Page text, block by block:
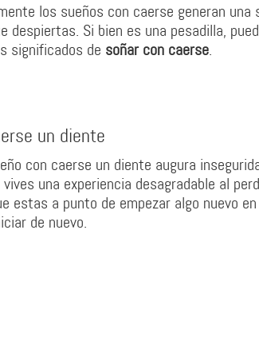
los sueños con caerse generan
despiertas. Si bien es una pesadilla,
significados de soñar con caerse.
un diente
con caerse un diente augura
una experiencia desagradable al
estas a punto de empezar algo nuevo
de nuevo.